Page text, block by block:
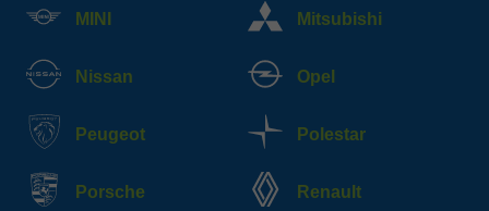
MINI Mitsubishi
Nissan Opel
Peugeot Polestar
Porsche Renault